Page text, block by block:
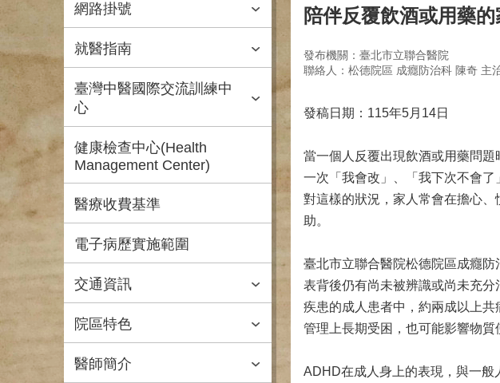
網路掛號
就醫指南
臺灣中醫國際交流訓練中
心
健康檢查中心(Health
Management Center)
醫療收費基準
電子病歷實施範圍
交通資訊
院區特色
醫師簡介
陪伴反覆飲酒或用藥
發布機關：臺北市立聯合醫院
聯絡人：松德院區 成癮防治科 陳奇 主
發稿日期：115年5月14日
當一個人反覆出現飲酒或用藥問
一次「我會改」、「我下次不會
對這樣的狀況，家人常會在擔心
助。
臺北市立聯合醫院松德院區成癮
表背後仍有尚未被辨識或尚未充
疾患的成人患者中，約兩成以上
管理上長期受困，也可能影響物質
ADHD在成人身上的表現，與一